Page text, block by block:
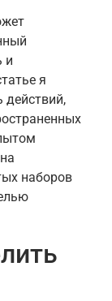
и
я
действий,
наборов